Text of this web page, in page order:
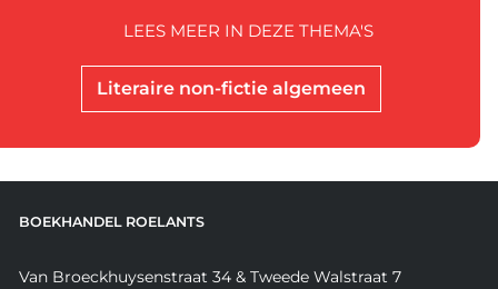
Literaire non-fictie algemeen
LEES MEER IN DEZE THEMA'S
BOEKHANDEL ROELANTS
Van Broeckhuysenstraat 34 & Tweede Walstraat 7